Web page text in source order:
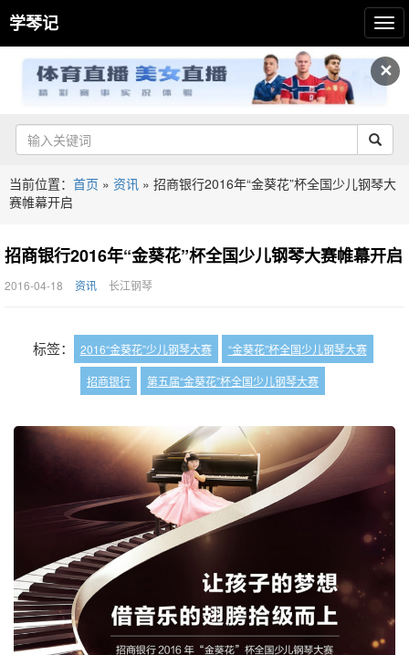
✕
学琴记
当前位置： 首页 » 资讯 » 招商银行2016年“金葵花”杯全国少儿钢琴大
赛帷幕开启
招商银行2016年“金葵花”杯全国少儿钢琴大赛帷幕开启
2016-04-18 资讯 长江钢琴
标签： 2016“金葵花”少儿钢琴大赛 “金葵花”杯全国少儿钢琴大赛
招商银行 第五届“金葵花”杯全国少儿钢琴大赛